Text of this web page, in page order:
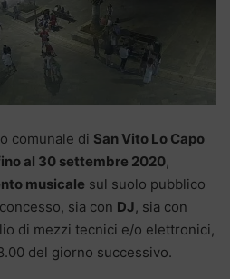
comunale di San Vito Lo Capo
al 30 settembre 2020,
musicale sul suolo pubblico
sia con DJ, sia con
di mezzi tecnici e/o elettronici,
del giorno successivo.